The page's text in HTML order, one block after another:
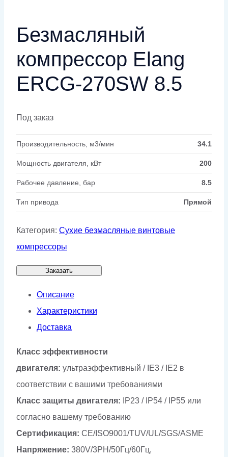
Безмасляный
компрессор Elang
ERCG-270SW 8.5
Под заказ
Производительность, м3/мин 34.1
Мощность двигателя, кВт 200
Рабочее давление, бар 8.5
Тип привода Прямой
Категория: Сухие безмасляные винтовые
компрессоры
Заказать
Описание
Характеристики
Доставка
Класс эффективности
двигателя: ультраэффективный / IE3 / IE2 в
соответствии с вашими требованиями
Класс защиты двигателя: IP23 / IP54 / IP55 или
согласно вашему требованию
Сертификация: CE/ISO9001/TUV/UL/SGS/ASME
Напряжение: 380V/3PH/50Гц/60Гц,